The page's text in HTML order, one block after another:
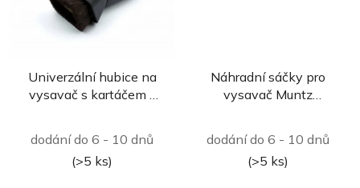
Univerzální hubice na
vysavač s kartáčem -
dodání do 6 - 10 dnů
(>5 ks)
Náhradní sáčky pro
vysavač Muntz
dodání do 6 - 10 dnů
(>5 ks)